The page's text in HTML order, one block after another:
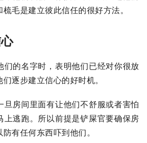
毛是建立彼此信任的很好方法。
们的名字时，表明他们已经对你很放
逐步建立信心的好时机。
旦房间里面有让他们不舒服或者害怕
上逃跑。所以前提是铲屎官要确保房
有任何东西吓到他们。